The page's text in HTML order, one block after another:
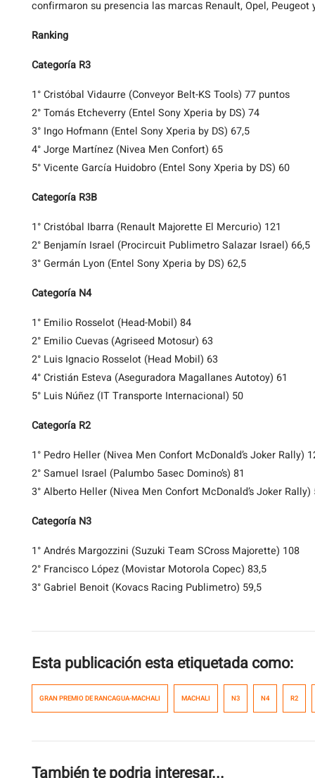
confirmaron su presencia las marcas Renault, Opel, Peugeot
Ranking
Categoría R3
1° Cristóbal Vidaurre (Conveyor Belt-KS Tools) 77 puntos
2° Tomás Etcheverry (Entel Sony Xperia by DS) 74
3° Ingo Hofmann (Entel Sony Xperia by DS) 67,5
4° Jorge Martínez (Nivea Men Confort) 65
5° Vicente García Huidobro (Entel Sony Xperia by DS) 60
Categoría R3B
1° Cristóbal Ibarra (Renault Majorette El Mercurio) 121
2° Benjamín Israel (Procircuit Publimetro Salazar Israel) 66,5
3° Germán Lyon (Entel Sony Xperia by DS) 62,5
Categoría N4
1° Emilio Rosselot (Head-Mobil) 84
2° Emilio Cuevas (Agriseed Motosur) 63
2° Luis Ignacio Rosselot (Head Mobil) 63
4° Cristián Esteva (Aseguradora Magallanes Autotoy) 61
5° Luis Núñez (IT Transporte Internacional) 50
Categoría R2
1° Pedro Heller (Nivea Men Confort McDonald’s Joker Rally)
2° Samuel Israel (Palumbo 5asec Domino’s) 81
3° Alberto Heller (Nivea Men Confort McDonald’s Joker Rally)
Categoría N3
1° Andrés Margozzini (Suzuki Team SCross Majorette) 108
2° Francisco López (Movistar Motorola Copec) 83,5
3° Gabriel Benoit (Kovacs Racing Publimetro) 59,5
Esta publicación esta etiquetada como:
GRAN PREMIO DE RANCAGUA-MACHALI MACHALI N3 N4 R2
También te podria interesar...